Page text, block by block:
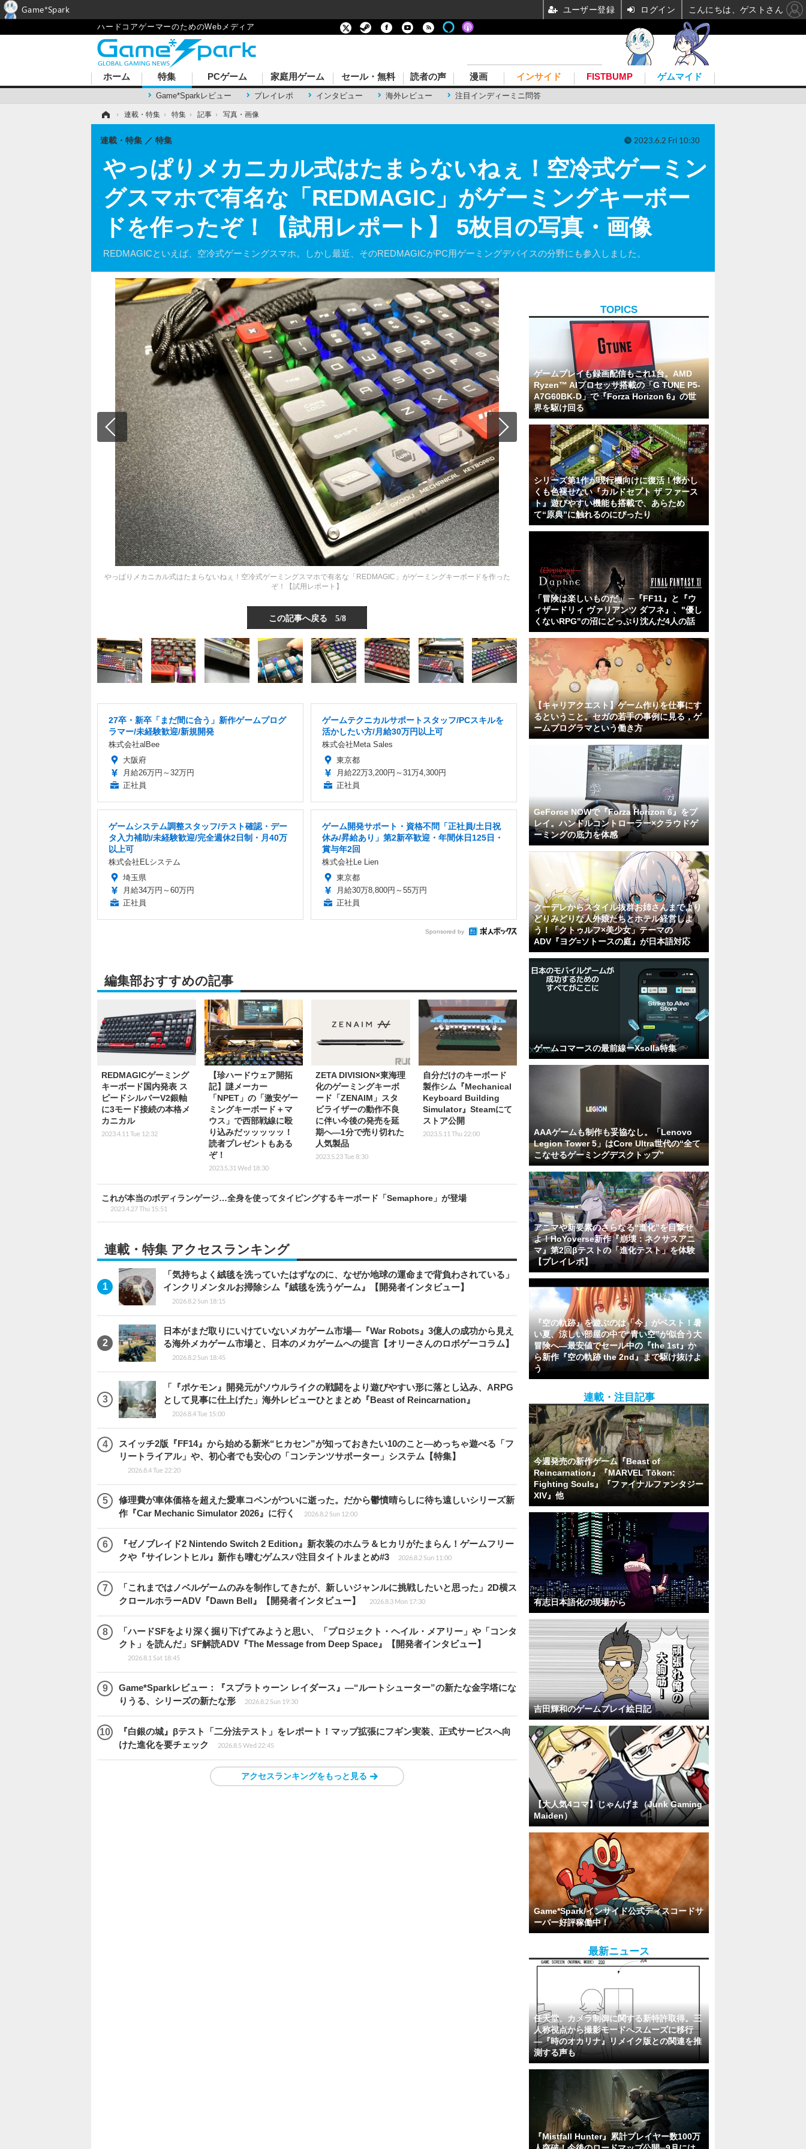
ハードコアゲーマーのためのWebメディア
ホーム 特集
Game*Sparkレビュー プレイレポ インタビュー 海外レビュー 注目インディーミニ問答
PCゲーム 家庭用ゲーム セール・無料 読者の声 漫画 インサイド FISTBUMP ゲムマイド
› 連載・特集 › 特集 › 記事 › 写真・画像
やっぱりメカニカル式はたまらないねぇ！空冷式ゲーミン
グスマホで有名な「REDMAGIC」がゲーミングキーボー
ドを作ったぞ！【試用レポート】 5枚目の写真・画像
REDMAGICといえば、空冷式ゲーミングスマホ。しかし最近、そのREDMAGICがPC用ゲーミングデバイスの分野にも参入しました。
連載・特集 特集 2023.6.2 Fri 10:30
やっぱりメカニカル式はたまらないねぇ！空冷式ゲーミングスマホで有名な「REDMAGIC」がゲーミングキーボードを作った
ぞ！【試用レポート】
この記事へ戻る 5/8
27卒・新卒「まだ間に合う」新作ゲームプログ
ラマー/未経験歓迎/新規開発
株式会社alBee
大阪府
月給26万円～32万円
正社員
ゲームテクニカルサポートスタッフ/PCスキルを
活かしたい方/月給30万円以上可
株式会社Meta Sales
東京都
月給22万3,200円～31万4,300円
正社員
ゲームシステム調整スタッフ/テスト確認・デー
タ入力補助/未経験歓迎/完全週休2日制・月40万
以上可
株式会社ELシステム
埼玉県
月給34万円～60万円
正社員
ゲーム開発サポート・資格不問「正社員/土日祝
休み/昇給あり」第2新卒歓迎・年間休日125日・
賞与年2回
株式会社Le Lien
東京都
月給30万8,800円～55万円
正社員
Sponsored by
編集部おすすめの記事
REDMAGICゲーミング
キーボード国内発表 ス
ピードシルバーV2銀軸
に3モード接続の本格メ
カニカル
2023.4.11 Tue 12:32
【珍ハードウェア開拓
記】謎メーカー
「NPET」の「激安ゲー
ミングキーボード＋マ
ウス」で西部戦線に殴
り込みだッッッッッ！
読者プレゼントもある
ぞ！
2023.5.31 Wed 18:30
ZETA DIVISION×東海理
化のゲーミングキーボ
ード「ZENAIM」スタ
ビライザーの動作不良
に伴い今後の発売を延
期へ―1分で売り切れた
人気製品
2023.5.23 Tue 8:30
自分だけのキーボード
製作シム『Mechanical
Keyboard Building
Simulator』Steamにて
ストア公開
2023.5.11 Thu 22:00
これが本当のボディランゲージ…全身を使ってタイピングするキーボード「Semaphore」が登場
2023.4.27 Thu 15:51
連載・特集 アクセスランキング
「気持ちよく絨毯を洗っていたはずなのに、なぜか地球の運命まで背負わされている」
インクリメンタルお掃除シム『絨毯を洗うゲーム』【開発者インタビュー】
2026.8.2 Sun 18:15
日本がまだ取りにいけていないメカゲーム市場―『War Robots』3億人の成功から見え
る海外メカゲーム市場と、日本のメカゲームへの提言【オリーさんのロボゲーコラム】
2026.8.2 Sun 18:45
「『ポケモン』開発元がソウルライクの戦闘をより遊びやすい形に落とし込み、ARPG
として見事に仕上げた」海外レビューひとまとめ『Beast of Reincarnation』
2026.8.4 Tue 15:00
スイッチ2版『FF14』から始める新米“ヒカセン”が知っておきたい10のこと―めっちゃ遊べる「フ
リートライアル」や、初心者でも安心の「コンテンツサポーター」システム【特集】
2026.8.4 Tue 22:20
修理費が車体価格を超えた愛車コペンがついに逝った。だから鬱憤晴らしに待ち遠しいシリーズ新
作『Car Mechanic Simulator 2026』に行く
2026.8.2 Sun 12:00
『ゼノブレイド2 Nintendo Switch 2 Edition』新衣装のホムラ＆ヒカリがたまらん！ゲームフリー
クや『サイレントヒル』新作も嗜むゲムスパ注目タイトルまとめ#3
2026.8.2 Sun 11:00
「これまではノベルゲームのみを制作してきたが、新しいジャンルに挑戦したいと思った」2D横ス
クロールホラーADV『Dawn Bell』【開発者インタビュー】
2026.8.3 Mon 17:30
「ハードSFをより深く掘り下げてみようと思い、「プロジェクト・ヘイル・メアリー」や「コンタ
クト」を読んだ」SF解読ADV『The Message from Deep Space』【開発者インタビュー】
2026.8.1 Sat 18:45
Game*Sparkレビュー：『スプラトゥーン レイダース』―“ルートシューター”の新たな金字塔にな
りうる、シリーズの新たな形
2026.8.2 Sun 19:30
『白銀の城』βテスト「二分法テスト」をレポート！マップ拡張にフギン実装、正式サービスへ向
けた進化を要チェック
2026.8.5 Wed 22:45
アクセスランキングをもっと見る
TOPICS
ゲームプレイも録画配信もこれ1台。AMD
Ryzen™ AIプロセッサ搭載の「G TUNE P5-
A7G60BK-D」で『Forza Horizon 6』の世
界を駆け回る
シリーズ第1作が現行機向けに復活！懐かし
くも色褪せない『カルドセプト ザ ファース
ト』遊びやすい機能も搭載で、あらため
て“原典”に触れるのにぴったり
「冒険は楽しいものだ」 ─『FF11』と『ウ
ィザードリィ ヴァリアンツ ダフネ』、"優し
くないRPG"の沼にどっぷり沈んだ4人の話
【キャリアクエスト】ゲーム作りを仕事にす
るということ。セガの若手の事例に見る，ゲ
ームプログラマという働き方
GeForce NOWで『Forza Horizon 6』をプ
レイ。ハンドルコントローラー×クラウドゲ
ーミングの底力を体感
クーデレからスタイル抜群お姉さんまでより
どりみどりな人外娘たちとホテル経営しよ
う！「クトゥルフ×美少女」テーマの
ADV『ヨグ=ソトースの庭』が日本語対応
ゲームコマースの最前線ーXsolla特集
AAAゲームも制作も妥協なし。「Lenovo
Legion Tower 5」はCore Ultra世代の“全て
こなせるゲーミングデスクトップ”
アニマや新要素のさらなる“進化”を目撃せ
よ！HoYoverse新作『崩壊：ネクサスアニ
マ』第2回βテストの「進化テスト」を体験
【プレイレポ】
『空の軌跡』を遊ぶのは「今」がベスト！暑
い夏、涼しい部屋の中で“青い空”が似合う大
冒険へ―最安値でセール中の『the 1st』か
ら新作『空の軌跡 the 2nd』まで駆け抜けよ
う
連載・注目記事
今週発売の新作ゲーム『Beast of
Reincarnation』『MARVEL Tōkon:
Fighting Souls』『ファイナルファンタジー
XIV』他
有志日本語化の現場から
吉田輝和のゲームプレイ絵日記
【大人気4コマ】じゃんげま（Junk Gaming
Maiden）
Game*Spark/インサイド公式ディスコードサ
ーバー好評稼働中！
最新ニュース
任天堂、カメラ制御に関する新特許取得。三
人称視点から撮影モードへスムーズに移行
―『時のオカリナ』リメイク版との関連を推
測する声も
『Mistfall Hunter』累計プレイヤー数100万
Game*Spark ユーザー登録 ログイン こんにちは、ゲストさん